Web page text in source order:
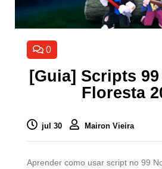
0
[Guia] Scripts
Floresta
jul 30 Mairon Vieira
Aprender como usar script no 99